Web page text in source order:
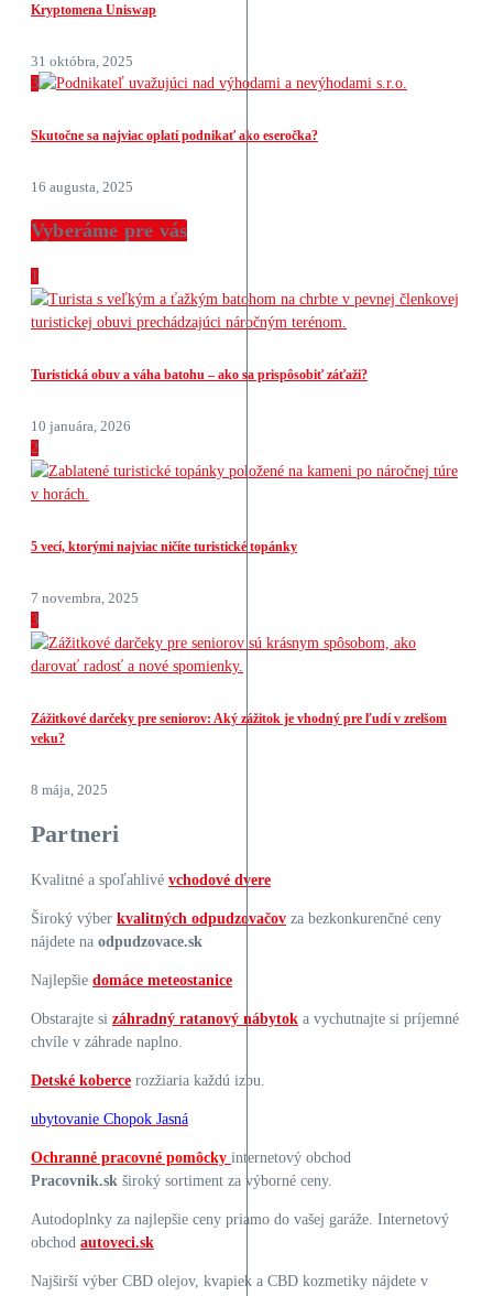
Kryptomena Uniswap
31 októbra, 2025
3
Skutočne sa najviac oplatí podnikať ako eseročka?
16 augusta, 2025
Vyberáme pre vás
1
Turistická obuv a váha batohu – ako sa prispôsobiť záťaži?
10 januára, 2026
2
5 vecí, ktorými najviac ničíte turistické topánky
7 novembra, 2025
3
Zážitkové darčeky pre seniorov: Aký zážitok je vhodný pre ľudí v zrelšom
veku?
8 mája, 2025
Partneri
Kvalitné a spoľahlivé vchodové dvere
Široký výber kvalitných odpudzovačov za bezkonkurenčné ceny
nájdete na odpudzovace.sk
Najlepšie domáce meteostanice
Obstarajte si záhradný ratanový nábytok a vychutnajte si príjemné
chvíle v záhrade naplno.
Detské koberce rozžiaria každú izbu.
ubytovanie Chopok Jasná
Ochranné pracovné pomôcky internetový obchod
Pracovnik.sk široký sortiment za výborné ceny.
Autodoplnky za najlepšie ceny priamo do vašej garáže. Internetový
obchod autoveci.sk
Najširší výber CBD olejov, kvapiek a CBD kozmetiky nájdete v